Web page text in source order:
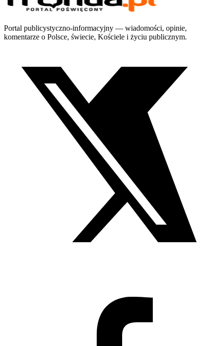
Portal publicystyczno-informacyjny — wiadomości, opinie,
komentarze o Polsce, świecie, Kościele i życiu publicznym.